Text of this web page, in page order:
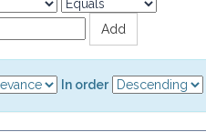
In order